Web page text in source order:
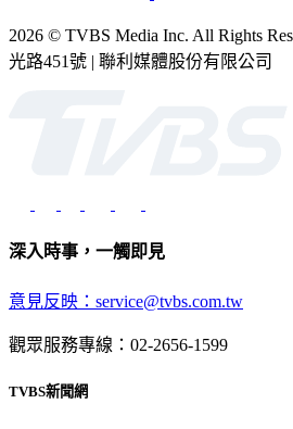
2026 © TVBS Media Inc. All Rights
光路451號 | 聯利媒體股份有限公司
深入時事，一觸即見
意見反映：service@tvbs.com.tw
觀眾服務專線：02-2656-1599
TVBS新聞網